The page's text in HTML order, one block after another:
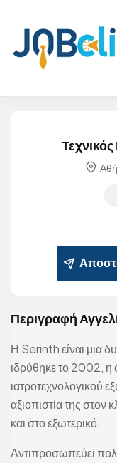
Περιγραφή
Η Serinth είναι μια
ιδρύθηκε το 2002, η
ιατροτεχνολογικού
αξιοπιστία της στον
και στο εξωτερικό.
Αντιπροσωπεύει